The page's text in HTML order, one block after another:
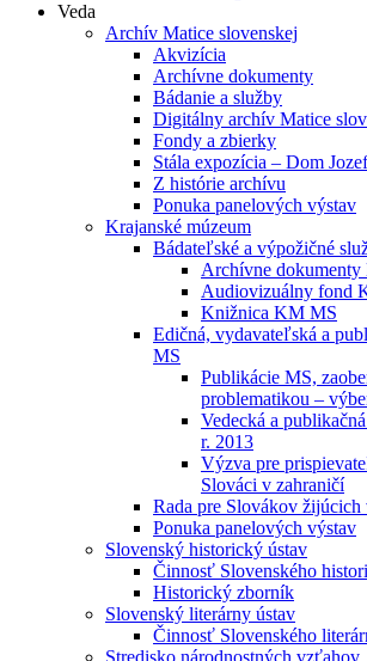
Veda
Archív Matice slovenskej
Akvizícia
Archívne dokumenty
Bádanie a služby
Digitálny archív Matice
Fondy a zbierky
Stála expozícia – Dom
Z histórie archívu
Ponuka panelových výstav
Krajanské múzeum
Bádateľské a výpožičné
Archívne
Audiovizuálny fond
Knižnica KM MS
Edičná, vydavateľská a
MS
Publikácie MS,
problematikou –
Vedecká a
r. 2013
Výzva pre
Slováci v zahraničí
Rada pre Slovákov žijúcich
Ponuka panelových výstav
Slovenský historický ústav
Činnosť Slovenského
Historický zborník
Slovenský literárny ústav
Činnosť Slovenského
Stredisko národnostných vzťahov